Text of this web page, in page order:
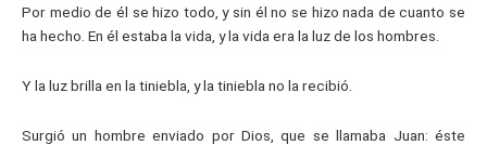
Por medio de él se hizo todo, y sin él no se hizo nada de cuanto se
ha hecho. En él estaba la vida, y la vida era la luz de los hombres.
Y la luz brilla en la tiniebla, y la tiniebla no la recibió.
Surgió un hombre enviado por Dios, que se llamaba Juan: éste